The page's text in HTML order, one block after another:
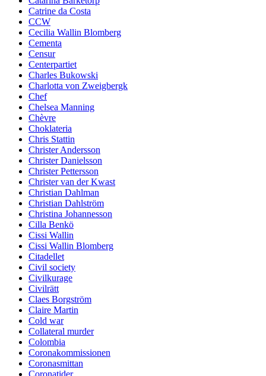
Catrine da Costa
CCW
Cecilia Wallin Blomberg
Cementa
Censur
Centerpartiet
Charles Bukowski
Charlotta von Zweigbergk
Chef
Chelsea Manning
Chèvre
Choklateria
Chris Stattin
Christer Andersson
Christer Danielsson
Christer Pettersson
Christer van der Kwast
Christian Dahlman
Christian Dahlström
Christina Johannesson
Cilla Benkö
Cissi Wallin
Cissi Wallin Blomberg
Citadellet
Civil society
Civilkurage
Civilrätt
Claes Borgström
Claire Martin
Cold war
Collateral murder
Colombia
Coronakommissionen
Coronasmittan
Coronatider